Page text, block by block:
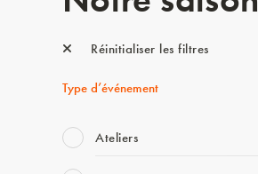
Réinitialiser les filtres
Type d’événement
Ateliers